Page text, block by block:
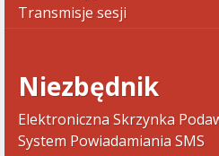
Transmisje sesji
Niezbędnik
Elektroniczna Skrzynka
System Powiadamiania SMS